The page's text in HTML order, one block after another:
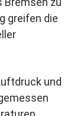
greifen die
und